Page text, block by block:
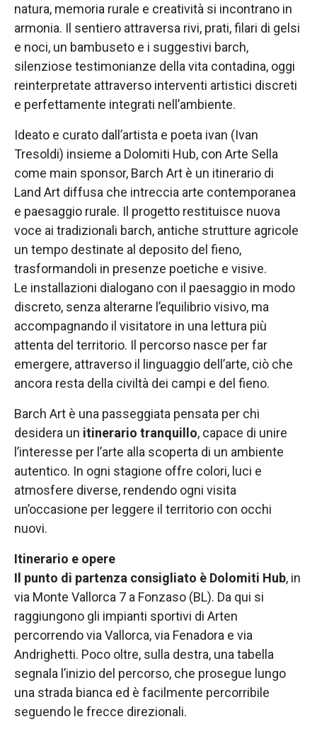
natura, memoria rurale e creatività si incontrano in
armonia. Il sentiero attraversa rivi, prati, filari di gelsi
e noci, un bambuseto e i suggestivi barch,
silenziose testimonianze della vita contadina, oggi
reinterpretate attraverso interventi artistici discreti
e perfettamente integrati nell’ambiente.
Ideato e curato dall’artista e poeta ivan (Ivan
Tresoldi) insieme a Dolomiti Hub, con Arte Sella
come main sponsor, Barch Art è un itinerario di
Land Art diffusa che intreccia arte contemporanea
e paesaggio rurale. Il progetto restituisce nuova
voce ai tradizionali barch, antiche strutture agricole
un tempo destinate al deposito del fieno,
trasformandoli in presenze poetiche e visive.
Le installazioni dialogano con il paesaggio in modo
discreto, senza alterarne l’equilibrio visivo, ma
accompagnando il visitatore in una lettura più
attenta del territorio. Il percorso nasce per far
emergere, attraverso il linguaggio dell’arte, ciò che
ancora resta della civiltà dei campi e del fieno.
Barch Art è una passeggiata pensata per chi
desidera un itinerario tranquillo, capace di unire
l’interesse per l’arte alla scoperta di un ambiente
autentico. In ogni stagione offre colori, luci e
atmosfere diverse, rendendo ogni visita
un’occasione per leggere il territorio con occhi
nuovi.
Itinerario e opere
Il punto di partenza consigliato è Dolomiti Hub, in
via Monte Vallorca 7 a Fonzaso (BL). Da qui si
raggiungono gli impianti sportivi di Arten
percorrendo via Vallorca, via Fenadora e via
Andrighetti. Poco oltre, sulla destra, una tabella
segnala l’inizio del percorso, che prosegue lungo
una strada bianca ed è facilmente percorribile
seguendo le frecce direzionali.